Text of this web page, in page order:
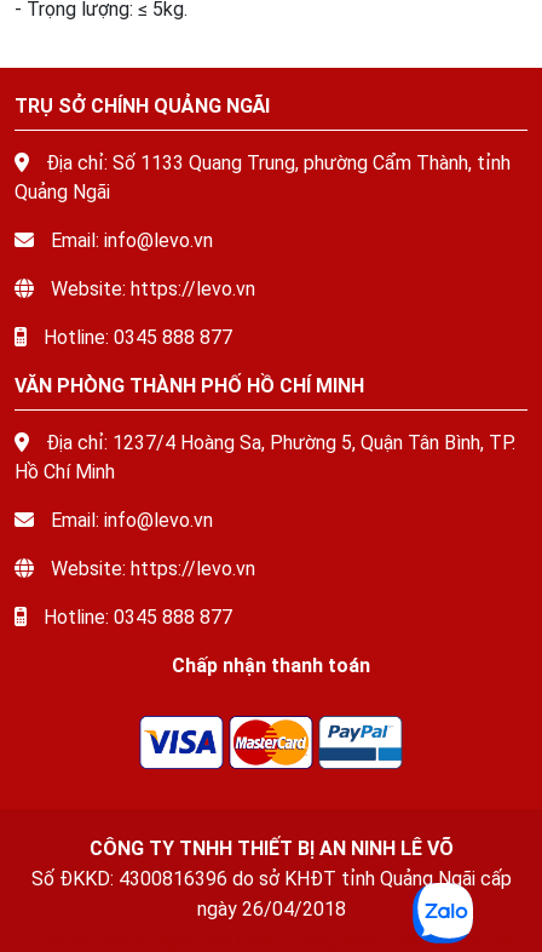
- Trọng lượng: ≤ 5kg.
TRỤ SỞ CHÍNH QUẢNG NGÃI
Địa chỉ: Số 1133 Quang Trung, phường Cẩm Thành, tỉnh
Quảng Ngãi
Email: info@levo.vn
Website: https://levo.vn
Hotline: 0345 888 877
VĂN PHÒNG THÀNH PHỐ HỒ CHÍ MINH
Địa chỉ: 1237/4 Hoàng Sa, Phường 5, Quận Tân Bình, TP.
Hồ Chí Minh
Email: info@levo.vn
Website: https://levo.vn
Hotline: 0345 888 877
Chấp nhận thanh toán
CÔNG TY TNHH THIẾT BỊ AN NINH LÊ VÕ
Số ĐKKD: 4300816396 do sở KHĐT tỉnh Quảng Ngãi cấp
ngày 26/04/2018
Văn phòng luật